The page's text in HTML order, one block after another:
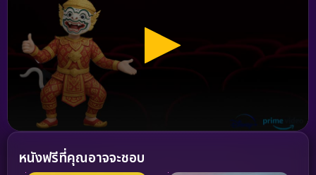
หนังฟรีที่คุณอาจจะชอบ